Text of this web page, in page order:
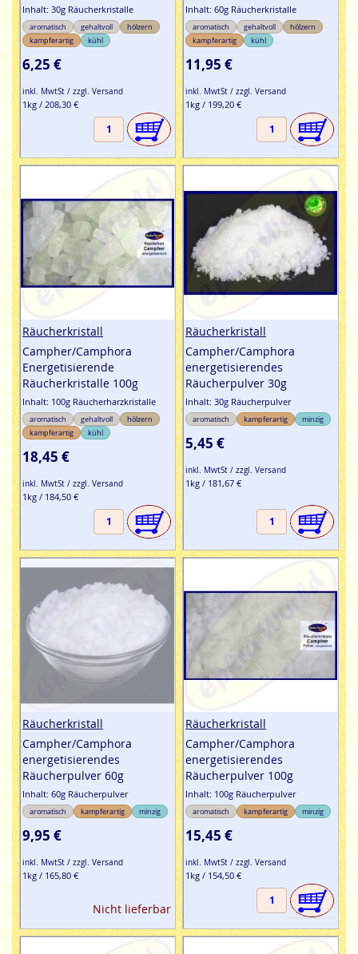
Inhalt: 30g Räucherkristalle
aromatisch gehaltvoll
hölzern
kampferartig
kühl
6,25 €
inkl. MwtSt / zzgl. Versand
1kg / 208,30 €
Inhalt: 60g Räucherkristalle
aromatisch gehaltvoll
hölzern
kampferartig
kühl
11,95 €
inkl. MwtSt / zzgl. Versand
1kg / 199,20 €
Räucherkristall
Campher/Camphora
Energetisierende
Räucherkristalle 100g
Inhalt: 100g Räucherharzkristalle
aromatisch gehaltvoll
hölzern
kampferartig
kühl
18,45 €
inkl. MwtSt / zzgl. Versand
1kg / 184,50 €
Räucherkristall
Campher/Camphora
energetisierendes
Räucherpulver 30g
Inhalt: 30g Räucherpulver
aromatisch kampferartig minzig
5,45 €
inkl. MwtSt / zzgl. Versand
1kg / 181,67 €
Räucherkristall
Campher/Camphora
energetisierendes
Räucherpulver 60g
Inhalt: 60g Räucherpulver
aromatisch kampferartig minzig
9,95 €
inkl. MwtSt / zzgl. Versand
1kg / 165,80 €
Nicht lieferbar
Räucherkristall
Campher/Camphora
energetisierendes
Räucherpulver 100g
Inhalt: 100g Räucherpulver
aromatisch kampferartig minzig
15,45 €
inkl. MwtSt / zzgl. Versand
1kg / 154,50 €